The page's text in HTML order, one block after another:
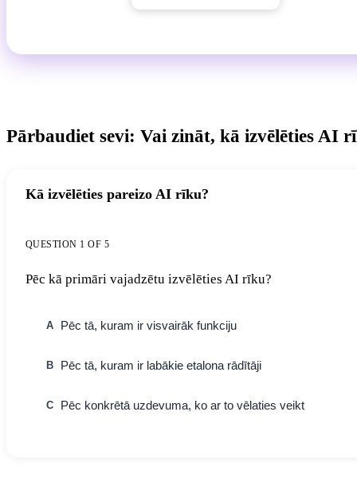
Pārbaudiet sevi: Vai zināt, kā izvēlēties AI
Kā izvēlēties pareizo AI rīku?
QUESTION 1 OF 5
Pēc kā primāri vajadzētu izvēlēties AI rīku?
A Pēc tā, kuram ir visvairāk funkciju
B Pēc tā, kuram ir labākie etalona rādītāji
C Pēc konkrētā uzdevuma, ko ar to vēlaties veikt